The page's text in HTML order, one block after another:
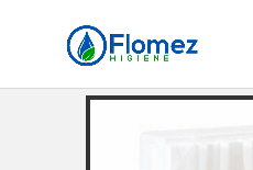
productos